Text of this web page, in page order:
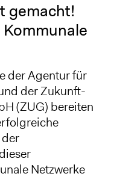
gemacht!
der Agentur für
der Zukunft-
(ZUG) bereiten
Netzwerke